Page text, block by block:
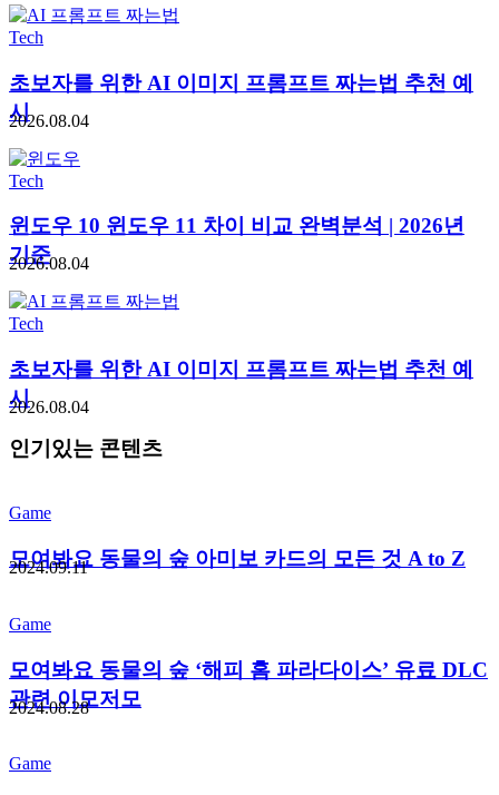
Tech
초보자를 위한 AI 이미지 프롬프트 짜는법 추천 예
시
2026.08.04
Tech
윈도우 10 윈도우 11 차이 비교 완벽분석 | 2026년
기준
2026.08.04
Tech
초보자를 위한 AI 이미지 프롬프트 짜는법 추천 예
시
2026.08.04
인기있는 콘텐츠
Game
모여봐요 동물의 숲 아미보 카드의 모든 것 A to Z
2024.09.11
Game
모여봐요 동물의 숲 ‘해피 홈 파라다이스’ 유료 DLC
관련 이모저모
2024.08.28
Game